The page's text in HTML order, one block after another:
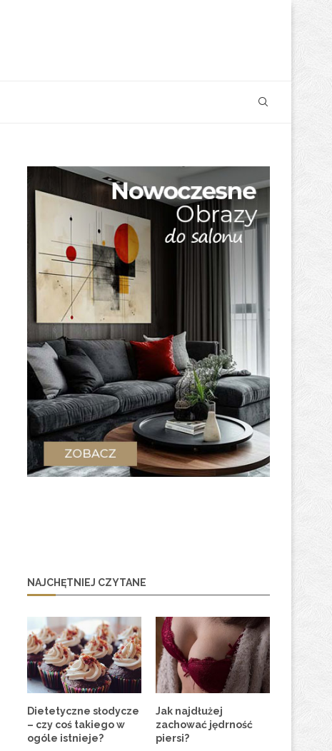
NAJCHĘTNIEJ CZYTANE
Dietetyczne słodycze
– czy coś takiego w
ogóle istnieje?
Jak najdłużej
zachować jędrność
piersi?